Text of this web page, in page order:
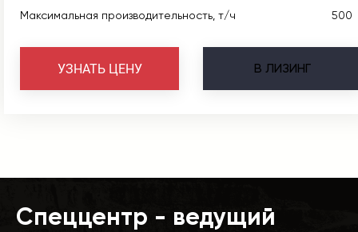
Максимальная производительность, т/ч
500
В ЛИЗИНГ
УЗНАТЬ ЦЕНУ
Спеццентр - ведущий